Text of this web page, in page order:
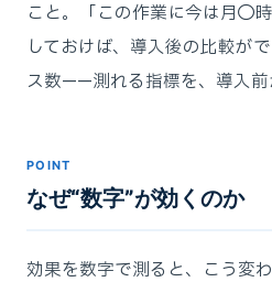
こと。「この作業に今は月◯
しておけば、導入後の比較が
ス数——測れる指標を、導入前
POINT
なぜ“数字”が効くのか
効果を数字で測ると、こう変わ